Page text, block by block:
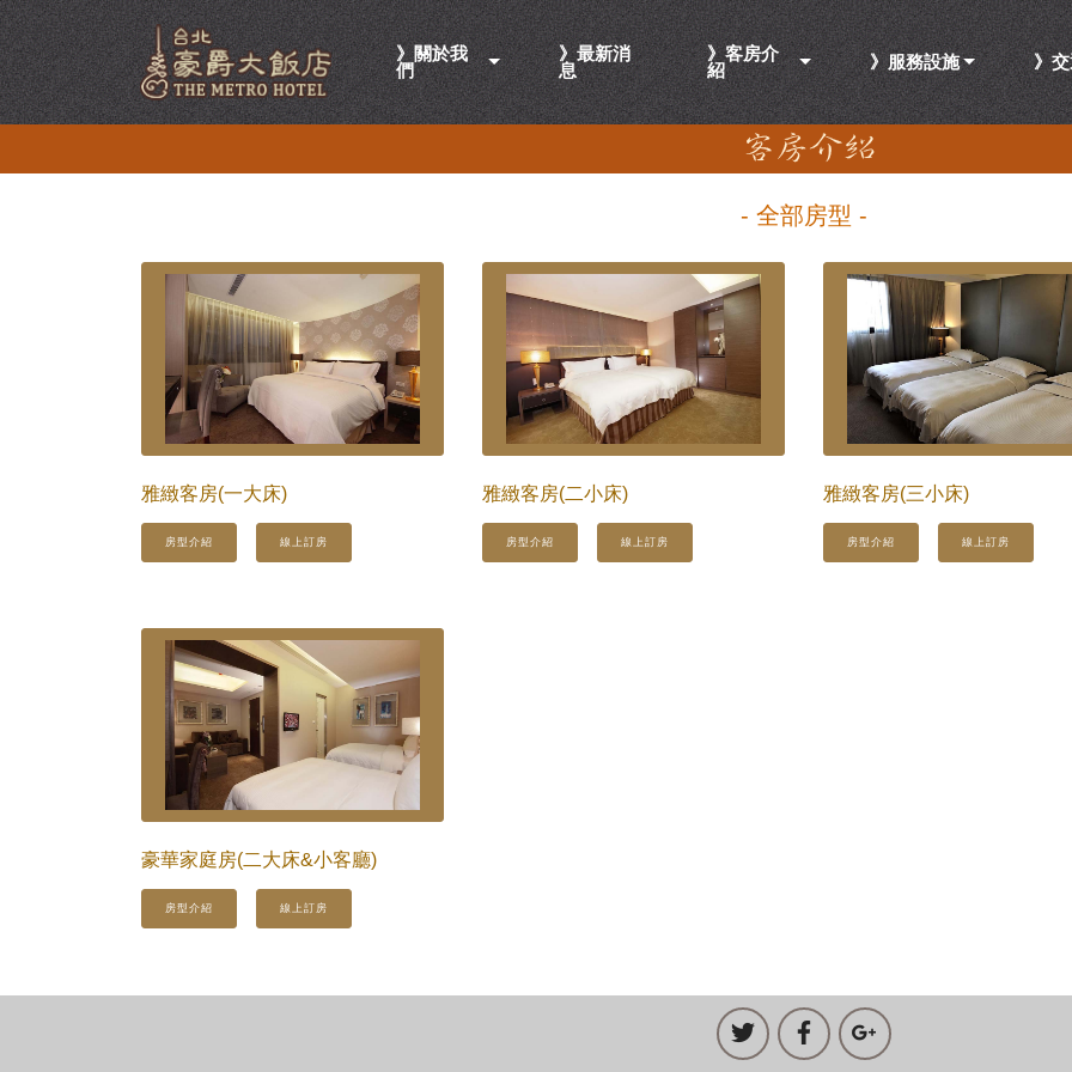
》關於我
們
》最新消
息
》客房介
紹
》服務設施 》
- 全部房型 -
雅緻客房(一大床)
房型介紹 線上訂房
雅緻客房(二小床)
房型介紹 線上訂房
雅緻客房(三小床)
房型介紹 線上訂房
豪華家庭房(二大床&小客廳)
房型介紹 線上訂房